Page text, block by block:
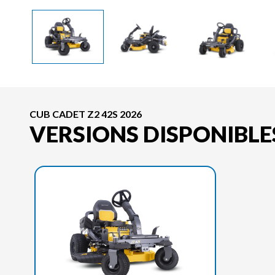
CUB CADET Z2 42S 2026
VERSIONS